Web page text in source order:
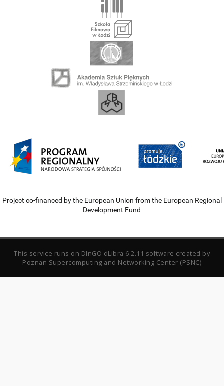
Project co-financed by the European Union from the European Regional
Development Fund
This service runs on DInGO dLibra 6.2.11 software created by
Poznan Supercomputing and Networking Center (PSNC)